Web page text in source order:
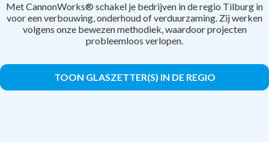
Met CannonWorks® schakel je bedrijven in de regio Tilburg in
voor een verbouwing, onderhoud of verduurzaming. Zij werken
volgens onze bewezen methodiek, waardoor projecten
probleemloos verlopen.
TOON GLASZETTER(S) IN DE REGIO